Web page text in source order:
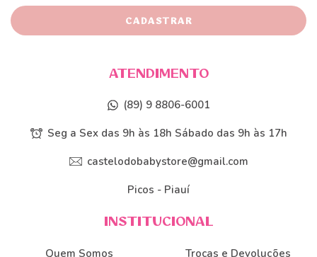
ATENDIMENTO
(89) 9 8806-6001
Seg a Sex das 9h às 18h Sábado das 9h às 17h
castelodobabystore@gmail.com
Picos - Piauí
INSTITUCIONAL
Quem Somos
Trocas e Devoluções